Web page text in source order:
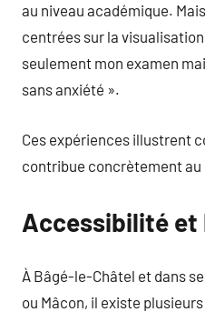
au niveau académique.
centrées sur la visualisation
seulement mon examen
sans anxiété ».
Ces expériences illustrent
contribue concrètement
Accessibilité et
À Bâgé-le-Châtel et dans
ou Mâcon, il existe